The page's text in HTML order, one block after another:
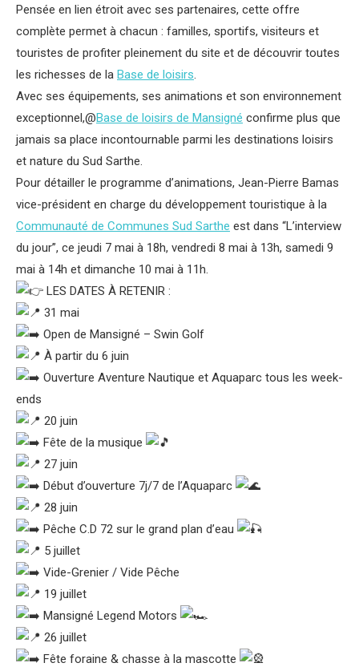
Pensée en lien étroit avec ses partenaires, cette offre
complète permet à chacun : familles, sportifs, visiteurs et
touristes de profiter pleinement du site et de découvrir toutes
les richesses de la Base de loisirs.
Avec ses équipements, ses animations et son environnement
exceptionnel,@Base de loisirs de Mansigné confirme plus que
jamais sa place incontournable parmi les destinations loisirs
et nature du Sud Sarthe.
Pour détailler le programme d’animations, Jean-Pierre Bamas
vice-président en charge du développement touristique à la
Communauté de Communes Sud Sarthe est dans “L’interview
du jour”, ce jeudi 7 mai à 18h, vendredi 8 mai à 13h, samedi 9
mai à 14h et dimanche 10 mai à 11h.
LES DATES À RETENIR :
31 mai
Open de Mansigné – Swin Golf
À partir du 6 juin
Ouverture Aventure Nautique et Aquaparc tous les week-
ends
20 juin
Fête de la musique
27 juin
Début d’ouverture 7j/7 de l’Aquaparc
28 juin
Pêche C.D 72 sur le grand plan d’eau
5 juillet
Vide-Grenier / Vide Pêche
19 juillet
Mansigné Legend Motors
26 juillet
Fête foraine & chasse à la mascotte